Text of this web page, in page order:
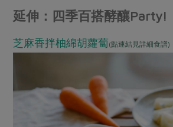
延伸：四季百搭酵釀Party!
芝麻香拌柚綿胡蘿蔔(點連結見詳細食譜)